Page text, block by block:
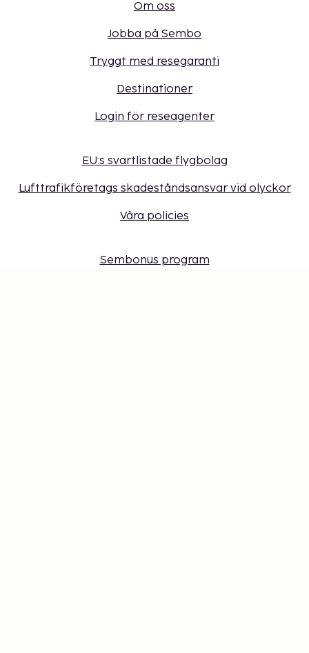
Om oss
Jobba på Sembo
Tryggt med resegaranti
Destinationer
Login för reseagenter
EU:s svartlistade flygbolag
Lufttrafikföretags skadeståndsansvar vid olyckor
Våra policies
Sembonus program